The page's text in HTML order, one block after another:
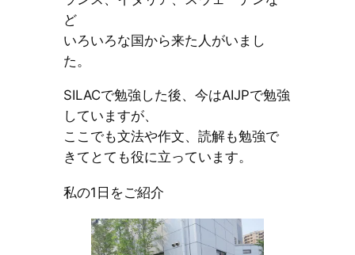
ど
いろいろな国から来た人がいまし
た。
SILACで勉強した後、今はAIJPで勉強
していますが、
ここでも文法や作文、読解も勉強で
きてとても役に立っています。
私の1日をご紹介